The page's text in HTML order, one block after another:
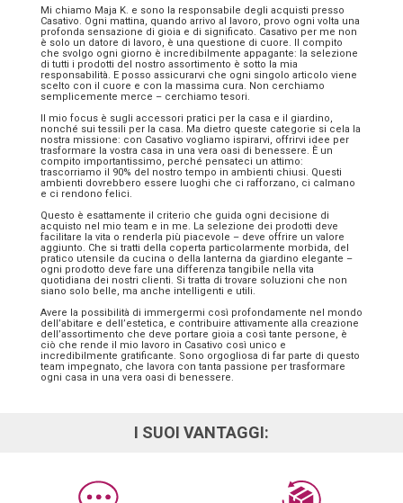
Mi chiamo Maja K. e sono la responsabile degli acquisti presso
Casativo. Ogni mattina, quando arrivo al lavoro, provo ogni volta una
profonda sensazione di gioia e di significato. Casativo per me non
è solo un datore di lavoro, è una questione di cuore. Il compito
che svolgo ogni giorno è incredibilmente appagante: la selezione
di tutti i prodotti del nostro assortimento è sotto la mia
responsabilità. E posso assicurarvi che ogni singolo articolo viene
scelto con il cuore e con la massima cura. Non cerchiamo
semplicemente merce – cerchiamo tesori.
Il mio focus è sugli accessori pratici per la casa e il giardino,
nonché sui tessili per la casa. Ma dietro queste categorie si cela la
nostra missione: con Casativo vogliamo ispirarvi, offrirvi idee per
trasformare la vostra casa in una vera oasi di benessere. È un
compito importantissimo, perché pensateci un attimo:
trascorriamo il 90% del nostro tempo in ambienti chiusi. Questi
ambienti dovrebbero essere luoghi che ci rafforzano, ci calmano
e ci rendono felici.
Questo è esattamente il criterio che guida ogni decisione di
acquisto nel mio team e in me. La selezione dei prodotti deve
facilitare la vita o renderla più piacevole – deve offrire un valore
aggiunto. Che si tratti della coperta particolarmente morbida, del
pratico utensile da cucina o della lanterna da giardino elegante –
ogni prodotto deve fare una differenza tangibile nella vita
quotidiana dei nostri clienti. Si tratta di trovare soluzioni che non
siano solo belle, ma anche intelligenti e utili.
Avere la possibilità di immergermi così profondamente nel mondo
dell’abitare e dell’estetica, e contribuire attivamente alla creazione
dell’assortimento che deve portare gioia a così tante persone, è
ciò che rende il mio lavoro in Casativo così unico e
incredibilmente gratificante. Sono orgogliosa di far parte di questo
team impegnato, che lavora con tanta passione per trasformare
ogni casa in una vera oasi di benessere.
I SUOI VANTAGGI: